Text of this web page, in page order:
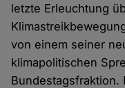
letzte Erleuchtung
von einem seiner
klimapolitischen
Bundestagsfraktion.